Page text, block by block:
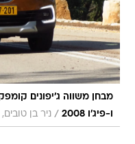
מבחן משווה ג'יפונים
ו-פיג'ו 2008
/ ניר בן